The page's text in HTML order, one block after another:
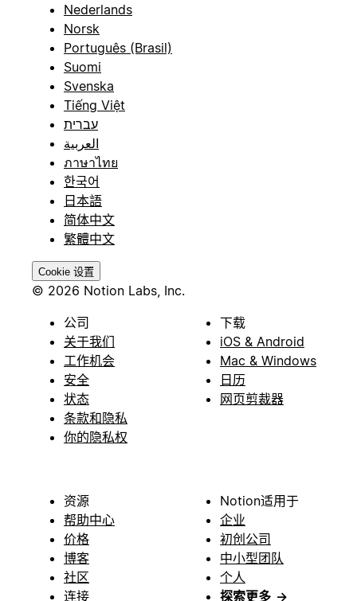
Nederlands
Norsk
Português (Brasil)
Suomi
Svenska
Tiếng Việt
עברית
العربية
ภาษาไทย
한국어
日本語
简体中文
繁體中文
Cookie 设置
© 2026 Notion Labs, Inc.
公司
关于我们
工作机会
安全
状态
条款和隐私
你的隐私权
下载
iOS & Android
Mac & Windows
日历
网页剪裁器
资源
帮助中心
价格
博客
社区
连接
Notion适用于
企业
初创公司
中小型团队
个人
探索更多 →